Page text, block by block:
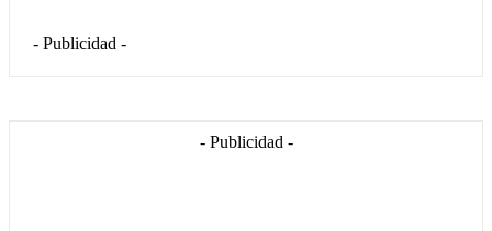
- Publicidad -
- Publicidad -